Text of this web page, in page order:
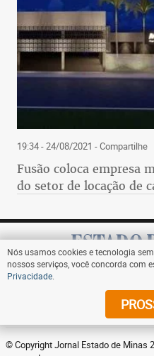
19:34 - 24/08/2021 - Compartilhe
Fusão coloca empresa
do setor de locação de
© Copyright Jornal Estado de Minas
Nós usamos cookies e tecnologia
nossos serviços, você concorda com
Privacidade